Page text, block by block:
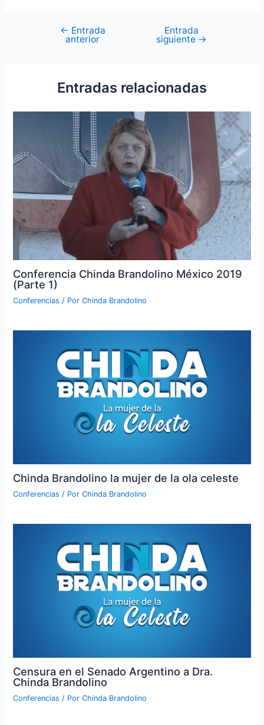
← Entrada
anterior
Entrada
siguiente →
Entradas relacionadas
Conferencia Chinda Brandolino México 2019
(Parte 1)
Conferencias / PorChinda Brandolino
Chinda Brandolino la mujer de la ola celeste
Conferencias / PorChinda Brandolino
Censura en el Senado Argentino a Dra.
Chinda Brandolino
Conferencias / PorChinda Brandolino